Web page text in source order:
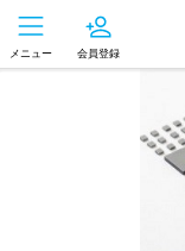
メニュー 会員登録